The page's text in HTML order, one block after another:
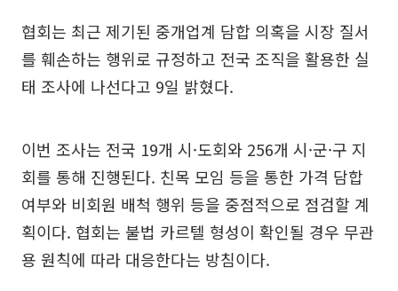
협회는 최근 제기된 중개업계 담합 의혹을 시장 질서
를 훼손하는 행위로 규정하고 전국 조직을 활용한 실
태 조사에 나선다고 9일 밝혔다.
이번 조사는 전국 19개 시·도회와 256개 시·군·구 지
회를 통해 진행된다. 친목 모임 등을 통한 가격 담합
여부와 비회원 배척 행위 등을 중점적으로 점검할 계
획이다. 협회는 불법 카르텔 형성이 확인될 경우 무관
용 원칙에 따라 대응한다는 방침이다.